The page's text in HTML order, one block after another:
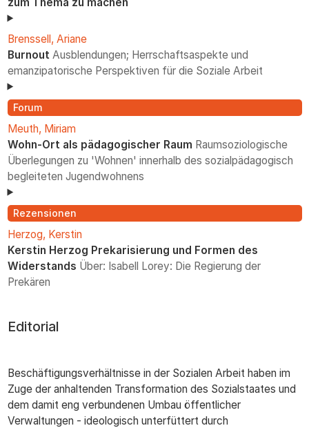
Brenssell, Ariane
Burnout Ausblendungen; Herrschaftsaspekte und
emanzipatorische Perspektiven für die Soziale Arbeit
Forum
Meuth, Miriam
Wohn-Ort als pädagogischer Raum Raumsoziologische
Überlegungen zu 'Wohnen' innerhalb des sozialpädagogisch
begleiteten Jugendwohnens
Rezensionen
Herzog, Kerstin
Kerstin Herzog Prekarisierung und Formen des
Widerstands Über: Isabell Lorey: Die Regierung der
Prekären
Editorial
Beschäftigungsverhältnisse in der Sozialen Arbeit haben im
Zuge der anhaltenden Transformation des Sozialstaates und
dem damit eng verbundenen Umbau öffentlicher
Verwaltungen - ideologisch unterfüttert durch